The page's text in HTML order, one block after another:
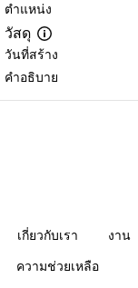
ตำแหน่ง
วัสดุ
วันที่สร้าง
คำอธิบาย
เกี่ยวกับเรา งาน
ความช่วยเหลือ